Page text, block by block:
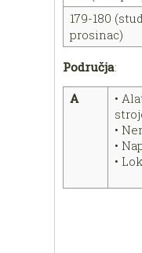
179-180
prosinac)
Područja:
A
•
•
•
•